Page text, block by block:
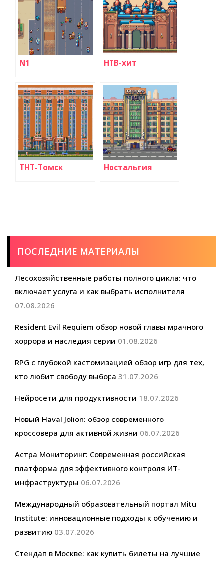
N1 НТВ-хит
ТНТ-Томск Ностальгия
ПОСЛЕДНИЕ МАТЕРИАЛЫ
Лесохозяйственные работы полного цикла: что
включает услуга и как выбрать исполнителя
07.08.2026
Resident Evil Requiem обзор новой главы мрачного
хоррора и наследия серии 01.08.2026
RPG с глубокой кастомизацией обзор игр для тех,
кто любит свободу выбора 31.07.2026
Нейросети для продуктивности 18.07.2026
Новый Haval Jolion: обзор современного
кроссовера для активной жизни 06.07.2026
Астра Мониторинг: Современная российская
платформа для эффективного контроля ИТ-
инфраструктуры 06.07.2026
Международный образовательный портал Mitu
Institute: инновационные подходы к обучению и
развитию 03.07.2026
Стендап в Москве: как купить билеты на лучшие